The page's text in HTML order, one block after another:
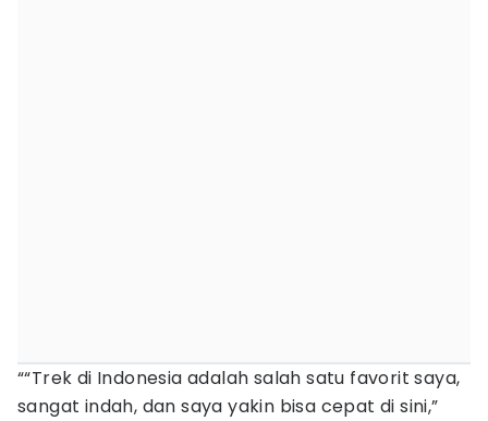
““Trek di Indonesia adalah salah satu favorit saya,
sangat indah, dan saya yakin bisa cepat di sini,”